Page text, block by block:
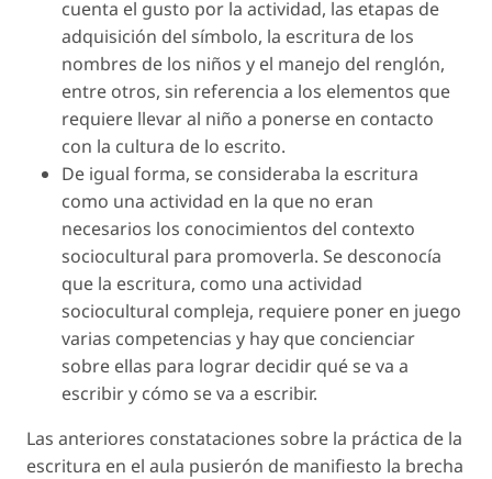
cuenta el gusto por la actividad, las etapas de
adquisición del símbolo, la escritura de los
nombres de los niños y el manejo del renglón,
entre otros, sin referencia a los elementos que
requiere llevar al niño a ponerse en contacto
con la cultura de lo escrito.
De igual forma, se consideraba la escritura
como una actividad en la que no eran
necesarios los conocimientos del contexto
sociocultural para promoverla. Se desconocía
que la escritura, como una actividad
sociocultural compleja, requiere poner en juego
varias competencias y hay que concienciar
sobre ellas para lograr decidir qué se va a
escribir y cómo se va a escribir.
Las anteriores constataciones sobre la práctica de la
escritura en el aula pusierón de manifiesto la brecha